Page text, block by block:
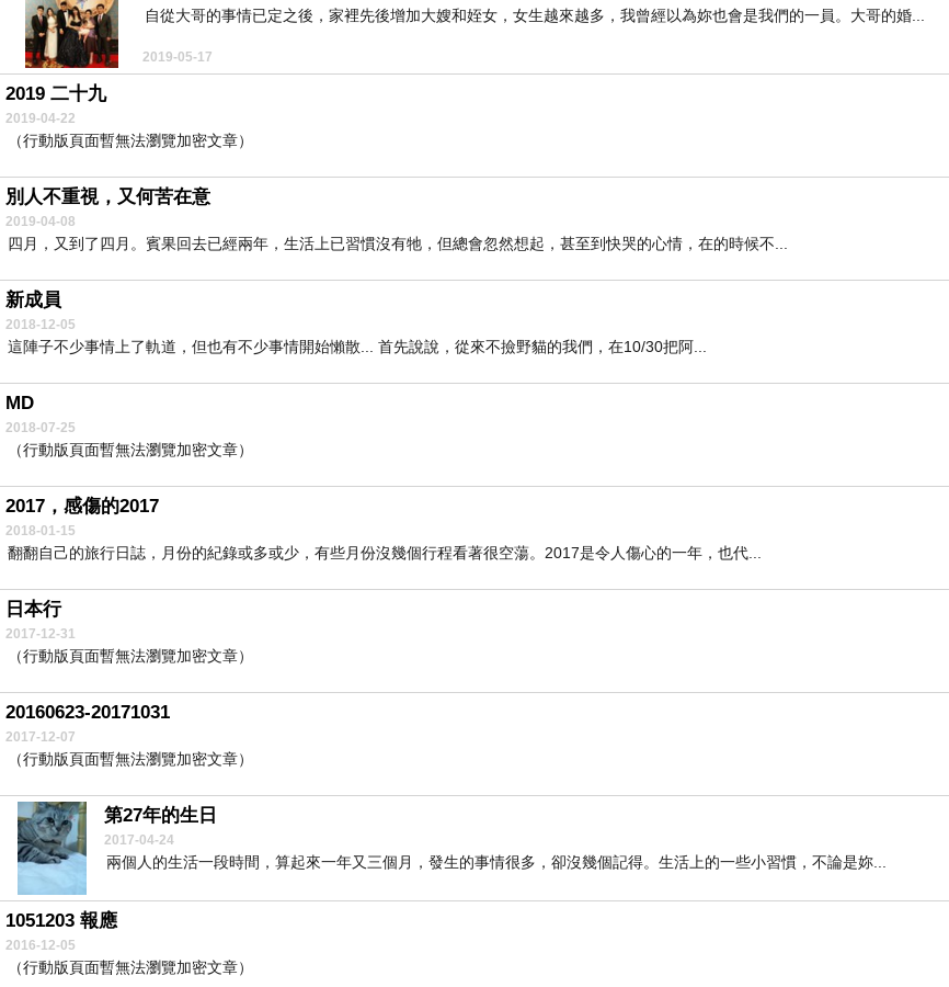
自從大哥的事情已定之後，家裡先後增加大嫂和姪女，女生越來越多，我曾經以為妳也會是我們的一員。大哥的婚...
2019-05-17
2019 二十九
2019-04-22
（行動版頁面暫無法瀏覽加密文章）
別人不重視，又何苦在意
2019-04-08
四月，又到了四月。賓果回去已經兩年，生活上已習慣沒有牠，但總會忽然想起，甚至到快哭的心情，在的時候不...
新成員
2018-12-05
這陣子不少事情上了軌道，但也有不少事情開始懶散... 首先說說，從來不撿野貓的我們，在10/30把阿...
MD
2018-07-25
（行動版頁面暫無法瀏覽加密文章）
2017，感傷的2017
2018-01-15
翻翻自己的旅行日誌，月份的紀錄或多或少，有些月份沒幾個行程看著很空蕩。2017是令人傷心的一年，也代...
日本行
2017-12-31
（行動版頁面暫無法瀏覽加密文章）
20160623-20171031
2017-12-07
（行動版頁面暫無法瀏覽加密文章）
第27年的生日
2017-04-24
兩個人的生活一段時間，算起來一年又三個月，發生的事情很多，卻沒幾個記得。生活上的一些小習慣，不論是妳...
1051203 報應
2016-12-05
（行動版頁面暫無法瀏覽加密文章）